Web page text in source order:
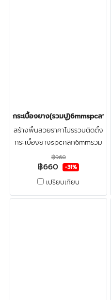
กระเบื้องยาง(รวมปู)6mmspcลา
สร้างพื้นสวยราคาโปรรวมติดตั้ง
กระเบื้องยางspcคลิก6mmรวม
ปูลายก้างปลา+ฟรีตรวจพื้นก่อน
ติดตั้ง ปูทับพื้นกระเบื้องเดิมและ
พื้นปูนใหม่
฿960
฿660 -31%
เปรียบเทียบ